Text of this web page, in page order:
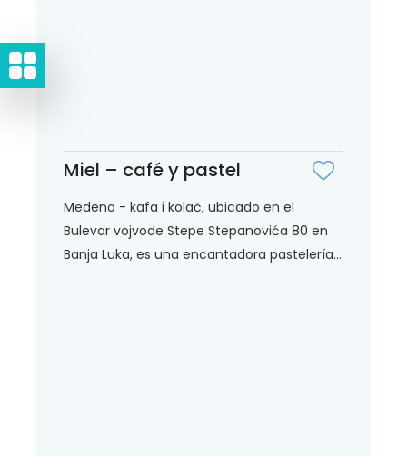
Miel – café y pastel
Medeno - kafa i kolač, ubicado en el
Bulevar vojvode Stepe Stepanovića 80 en
Banja Luka, es una encantadora pastelería...